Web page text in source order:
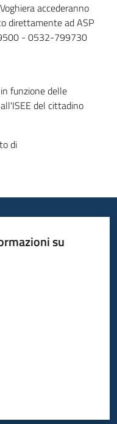
accederanno
direttamente ad ASP
- 0532-799730
funzione delle
del cittadino
di
su